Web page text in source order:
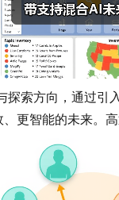
索方向，通过引
更智能的未来。